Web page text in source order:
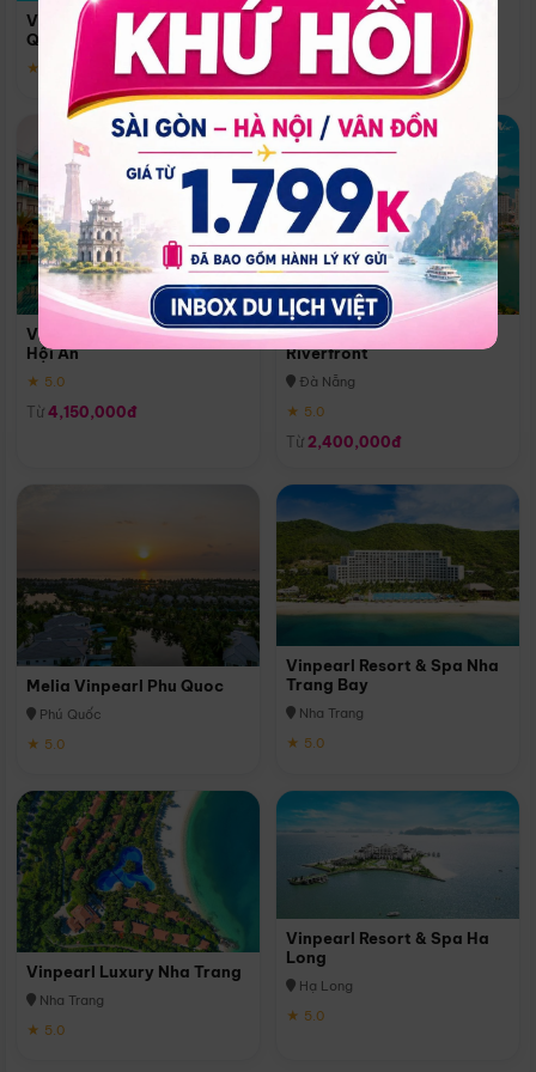
Vinpearl Resort & Spa Phu
Quoc
★ 5.0
Quoc
Phú Quốc
★ 5.0
Vinpearl Resort & Golf Nam
Hội An
★ 5.0
Từ 4,150,000đ
Melia Vinpearl Danang
Riverfront
Đà Nẵng
★ 5.0
Từ 2,400,000đ
Melia Vinpearl Phu Quoc
Phú Quốc
★ 5.0
Vinpearl Resort & Spa Nha
Trang Bay
Nha Trang
★ 5.0
Vinpearl Luxury Nha Trang
Nha Trang
★ 5.0
Vinpearl Resort & Spa Ha
Long
Hạ Long
★ 5.0